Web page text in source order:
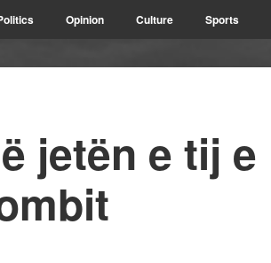
Opinion Culture Sports
jetën e tij e